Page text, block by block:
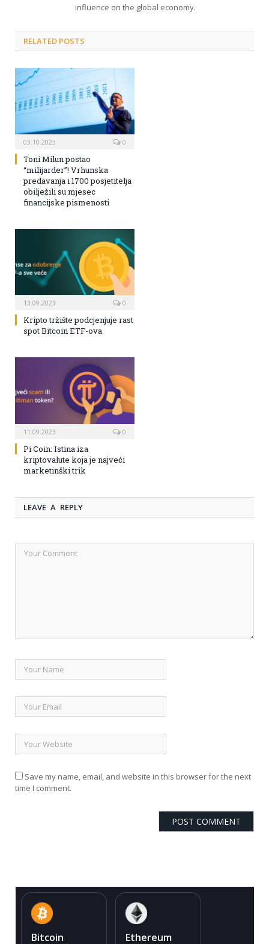
influence on the global economy.
RELATED POSTS
03.10.2023 0
Toni Milun postao
“milijarder”! Vrhunska
predavanja i 1700 posjetitelja
obilježili su mjesec
financijske pismenosti
13.09.2023 0
Kripto tržište podcjenjuje rast
spot Bitcoin ETF-ova
11.09.2023 0
Pi Coin: Istina iza
kriptovalute koja je najveći
marketinški trik
LEAVE A REPLY
Save my name, email, and website in this browser for the next
time I comment.
Bitcoin Ethereum